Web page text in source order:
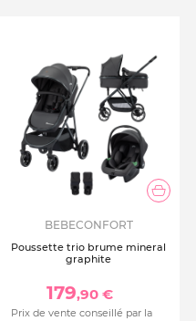
BEBECONFORT
Poussette trio brume mineral
graphite
179,90 €
Prix de vente conseillé par la